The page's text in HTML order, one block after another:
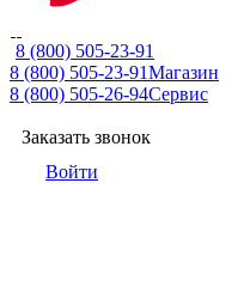
8 (800) 505-23-91
8 (800) 505-23-91Магазин
8 (800) 505-26-94Сервис
Заказать звонок
Войти